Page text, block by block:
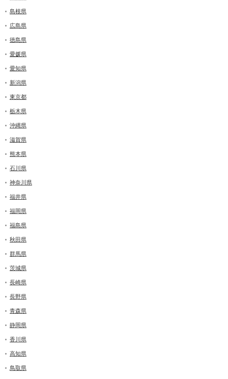
島根県
広島県
徳島県
愛媛県
愛知県
新潟県
東京都
栃木県
沖縄県
滋賀県
熊本県
石川県
神奈川県
福井県
福岡県
福島県
秋田県
群馬県
茨城県
長崎県
長野県
青森県
静岡県
香川県
高知県
鳥取県